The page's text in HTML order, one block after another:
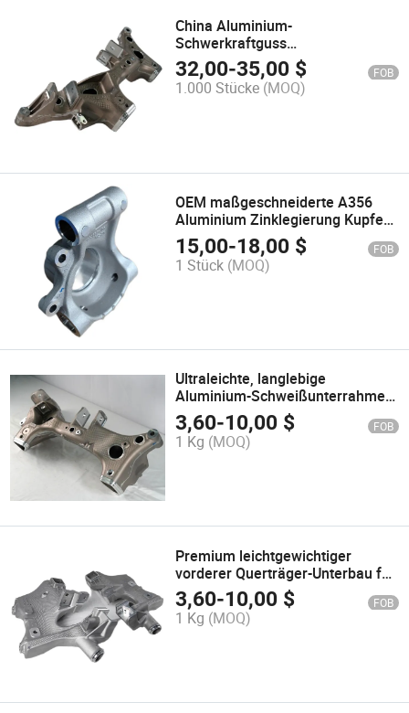
China Aluminium-
Schwerkraftguss
Niederdruckguss CNC-
Präzisionsbearbeitung
Machbarkeit für
32,00-35,00 $ FOB
1.000 Stücke (MOQ)
OEM maßgeschneiderte A356
Aluminium Zinklegierung Kupfer
Magnesium Bronze Magnesium
Druckguss/Schwerkraftguss Teile
von Autoteilen
15,00-18,00 $ FOB
1 Stück (MOQ)
Ultraleichte, langlebige
Aluminium-Schweißunterrahmen-
Trägersystem für einfachen
Transport
3,60-10,00 $ FOB
1 Kg (MOQ)
Premium leichtgewichtiger
vorderer Querträger-Unterbau für
den Automobilgebrauch
3,60-10,00 $ FOB
1 Kg (MOQ)